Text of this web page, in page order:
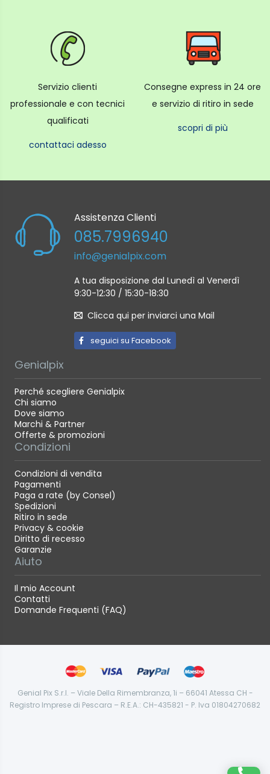
Servizio clienti
professionale e con tecnici
qualificati
contattaci adesso
Consegne express in 24 ore
e servizio di ritiro in sede
scopri di più
Assistenza Clienti
085.7996940
info@genialpix.com
A tua disposizione dal Lunedì al Venerdì
9:30-12:30 / 15:30-18:30
Clicca qui per inviarci una Mail
seguici su Facebook
Genialpix
Perché scegliere Genialpix
Chi siamo
Dove siamo
Marchi & Partner
Offerte & promozioni
Condizioni
Condizioni di vendita
Pagamenti
Paga a rate (by Consel)
Spedizioni
Ritiro in sede
Privacy & cookie
Diritto di recesso
Garanzie
Aiuto
Il mio Account
Contatti
Domande Frequenti (FAQ)
Genial Pix S.r.l. – Viale Della Rimembranza, 1i – 66041 Atessa CH -
Registro Imprese di Pescara – R.E.A.: CH-435821 - P. Iva 01804270682